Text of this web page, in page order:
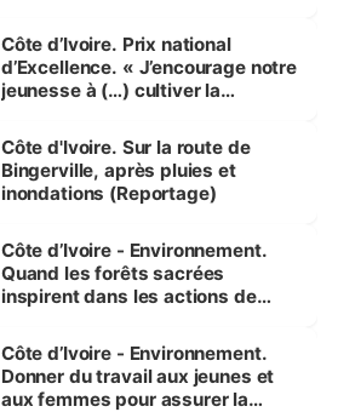
Côte d’Ivoire. Prix national
d’Excellence. « J’encourage notre
jeunesse à (…) cultiver la
(Alassane Ouattara
Côte d'Ivoire. Sur la route de
Bingerville, après pluies et
inondations (Reportage)
Côte d’Ivoire - Environnement.
Quand les forêts sacrées
inspirent dans les actions de
Côte d’Ivoire - Environnement.
Donner du travail aux jeunes et
aux femmes pour assurer la